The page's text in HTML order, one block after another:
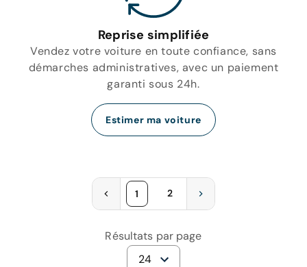
Reprise simplifiée
Vendez votre voiture en toute confiance, sans
démarches administratives, avec un paiement
garanti sous 24h.
Estimer ma voiture
1 2
Résultats par page
24